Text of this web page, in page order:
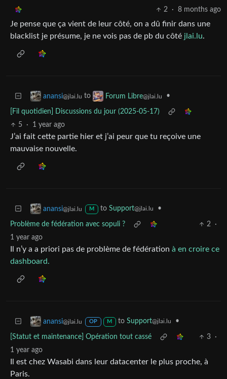
2 · 8 months ago
Je pense que ça vient de leur côté, on a dû finir dans une
blacklist je présume, je ne vois pas de pb du côté jlai.lu.
anansi@jlai.lu to Forum Libre@jlai.lu •
[Fil quotidien] Discussions du jour (2025-05-17)
5
· 1 year ago
J’ai fait cette partie hier et j’ai peur que tu reçoive une
mauvaise nouvelle.
anansi@jlai.lu M to Support@jlai.lu •
Problème de fédération avec sopuli ? 2
·
1 year ago
Il n’y a a priori pas de problème de fédération à en croire ce
dashboard.
anansi@jlai.lu OP M to Support@jlai.lu •
[Statut et maintenance] Opération tout cassé 3
·
1 year ago
Il est chez Wasabi dans leur datacenter le plus proche, à
Paris.